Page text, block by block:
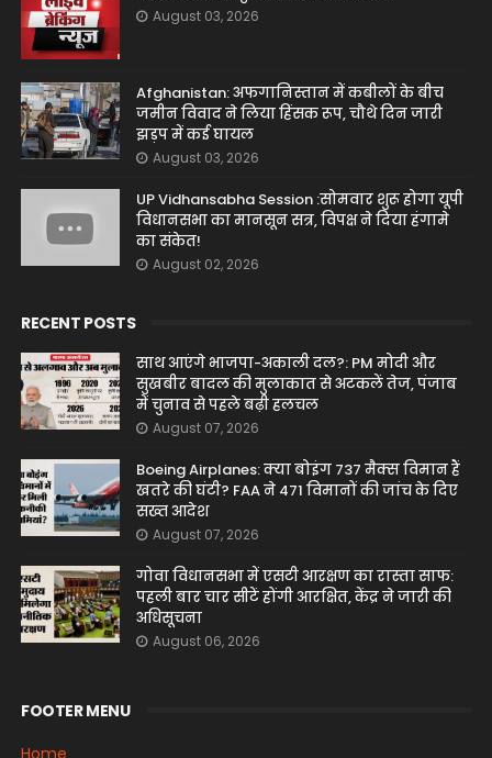
August 03, 2026
Afghanistan: अफगानिस्तान में कबीलों के बीच
जमीन विवाद ने लिया हिंसक रूप, चौथे दिन जारी
झड़प में कई घायल
August 03, 2026
UP Vidhansabha Session :सोमवार शुरू होगा यूपी
विधानसभा का मानसून सत्र, विपक्ष ने दिया हंगामे
का संकेत!
August 02, 2026
RECENT POSTS
साथ आएंगे भाजपा-अकाली दल?: PM मोदी और
सुखबीर बादल की मुलाकात से अटकलें तेज, पंजाब
में चुनाव से पहले बढ़ी हलचल
August 07, 2026
Boeing Airplanes: क्या बोइंग 737 मैक्स विमान हैं
खतरे की घंटी? FAA ने 471 विमानों की जांच के दिए
सख्त आदेश
August 07, 2026
गोवा विधानसभा में एसटी आरक्षण का रास्ता साफ:
पहली बार चार सीटें होंगी आरक्षित, केंद्र ने जारी की
अधिसूचना
August 06, 2026
FOOTER MENU
Home